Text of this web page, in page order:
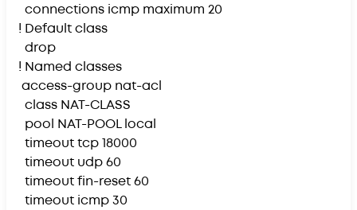
connections icmp maximum 20
! Default class
drop
! Named classes
access-group nat-acl
class NAT-CLASS
pool NAT-POOL local
timeout tcp 18000
timeout udp 60
timeout fin-reset 60
timeout icmp 30